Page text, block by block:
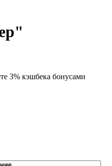
3% кэшбека бонусами